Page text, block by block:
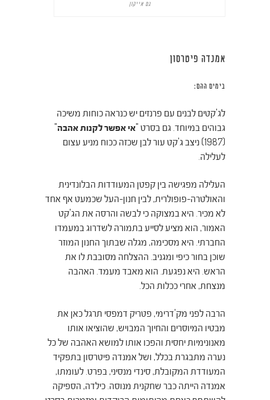
גם אייקון
אמנדה פיטרסון
בימים ההם:
לג'קטים לבנים עם פרנזים יש כנראה כוחות משיכה
גבוהים במיוחד. גם בסרט "אי אפשר לקנות אהבה"
(1987) ניצב ג'קט עור לבן שכזה ככוח מניע עצום
לעלילה.
העלילה מפגישה בין קפטן המעודדות הבלונדינית
והאולטרה-פופולרית, לבין חנון-העל שכמעט אף אחד
לא מכיר. היא במצוקה כי לבשה והרסה את הג'קט
האמור, הוא מציע לסייע בתמורה לשדרוג במעמדו
החברתי. היא מסכימה, מגלה שבתוך החנון המוזר
שוכן בחור כיפי ומגניב. ההצלחה מסובבת לו את
הראש. היא נפגעת. הוא מאבד מעמד. האהבה
מנצחת, אחרי ככלות הכל.
הרבה לפני מק'דרימי, פטריק דמפסי תרגל כאן את
מבטיו המיוסרים והחיוך המבויש, שהוציאו אותו
מאנונימיות יחסית והפכו אותו למושא האהבה של כל
נערה מתבגרת בכלל, ושל אמנדה פיטרסון בתפקיד
המעודדת המקובלת, סינדי מנסיני, בפרט. לעומתו,
אמנדה הייתה כבר שחקנית מנוסה. כילדה, הספיקה